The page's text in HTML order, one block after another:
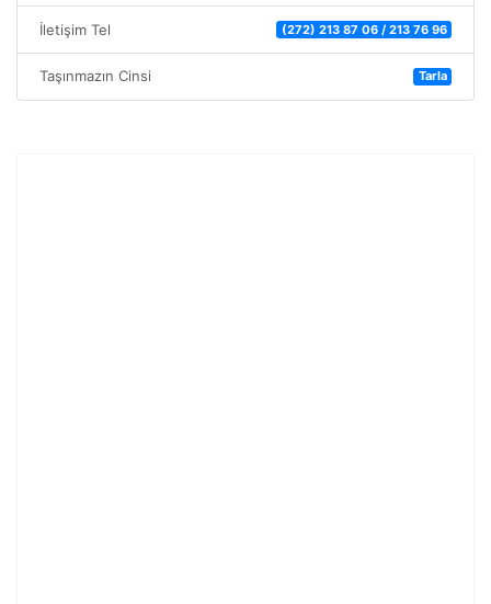
İletişim Tel (272) 213 87 06 / 213 76 96
Taşınmazın Cinsi Tarla